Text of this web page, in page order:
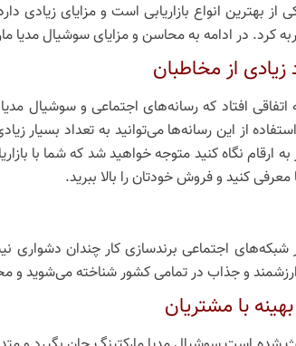
از بهترین انواع بازاریابی است و مزایای
کرد. در ادامه به محاسن و مزایای سوشیال مدیا
افتاد که رسانه‌های اجتماعی و سوشیال
از این رسانه‌ها می‌توانید به تعداد
به ارقام نگاه کنید متوجه خواهید شد که شما با
کنید و فروش خودتان را بالا ببرید.
و جذاب در تمامی کشور شناخته می‌شوید و